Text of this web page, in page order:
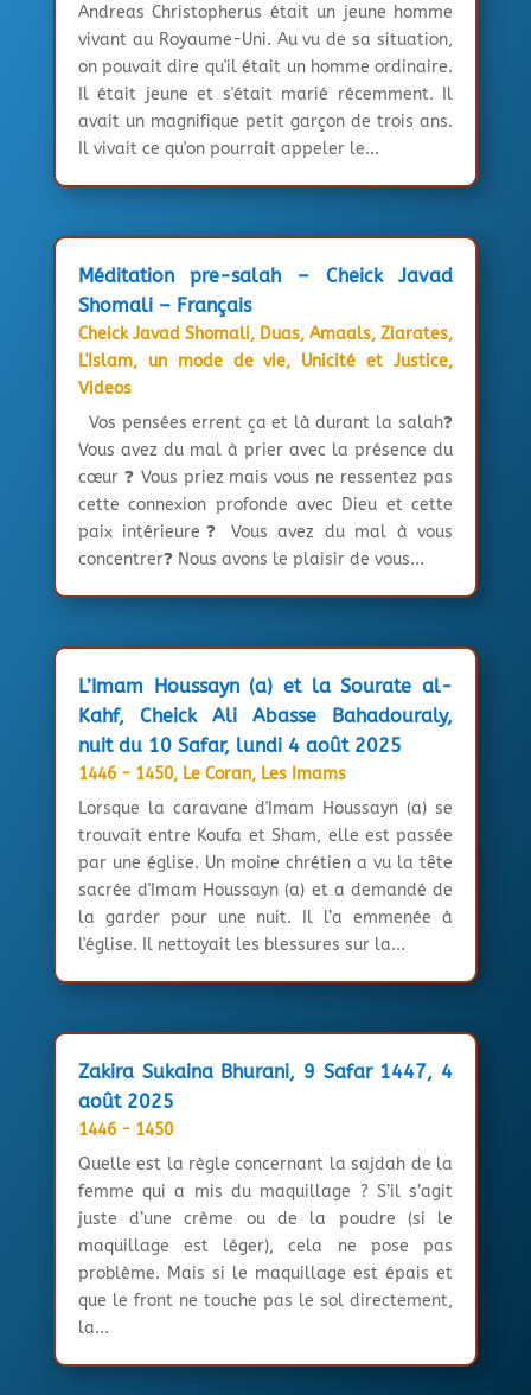
Andreas Christopherus était un jeune homme
vivant au Royaume-Uni. Au vu de sa situation,
on pouvait dire qu'il était un homme ordinaire.
Il était jeune et s'était marié récemment. Il
avait un magnifique petit garçon de trois ans.
Il vivait ce qu'on pourrait appeler le...
Méditation pre-salah – Cheick Javad
Shomali – Français
Cheick Javad Shomali, Duas, Amaals, Ziarates,
L'Islam, un mode de vie, Unicité et Justice,
Videos
Vos pensées errent ça et là durant la salah❓
Vous avez du mal à prier avec la présence du
cœur ❓ Vous priez mais vous ne ressentez pas
cette connexion profonde avec Dieu et cette
paix intérieure❓ Vous avez du mal à vous
concentrer❓ Nous avons le plaisir de vous...
L’Imam Houssayn (a) et la Sourate al-
Kahf, Cheick Ali Abasse Bahadouraly,
nuit du 10 Safar, lundi 4 août 2025
1446 - 1450, Le Coran, Les Imams
Lorsque la caravane d'Imam Houssayn (a) se
trouvait entre Koufa et Sham, elle est passée
par une église. Un moine chrétien a vu la tête
sacrée d'Imam Houssayn (a) et a demandé de
la garder pour une nuit. Il l’a emmenée à
l'église. Il nettoyait les blessures sur la...
Zakira Sukaina Bhurani, 9 Safar 1447, 4
août 2025
1446 - 1450
Quelle est la règle concernant la sajdah de la
femme qui a mis du maquillage ? S’il s’agit
juste d’une crème ou de la poudre (si le
maquillage est léger), cela ne pose pas
problème. Mais si le maquillage est épais et
que le front ne touche pas le sol directement,
la...